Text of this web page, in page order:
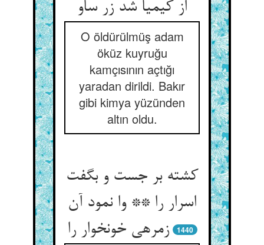
از کیمیا شد زر ساو
O öldürülmüş adam
öküz kuyruğu
kamçısının açtığı
yaradan dirildi. Bakır
gibi kimya yüzünden
altın oldu.
کشته بر جست و بگفت
اسرار را ** وا نمود آن
زمره‏ی خون‏خوار را
1440